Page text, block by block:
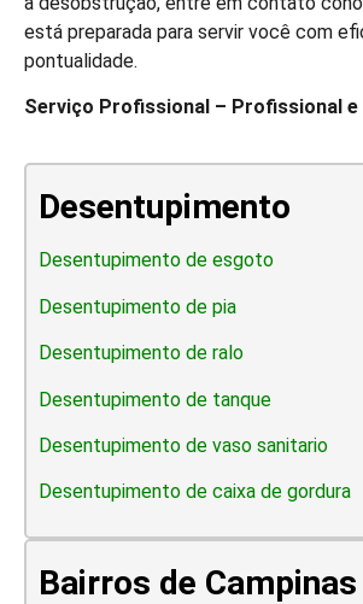
está preparada para servir você com
pontualidade.
Serviço Profissional – Profissional e
Desentupimento
Desentupimento de esgoto
Desentupimento de pia
Desentupimento de ralo
Desentupimento de tanque
Desentupimento de vaso sanitario
Desentupimento de caixa de gordura
Bairros de Campinas